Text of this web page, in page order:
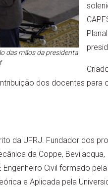
das mãos da presidenta
dos docentes para
da UFRJ. Fundador dos
da Coppe, Bevilacqua,
Civil formado pela
e Aplicada pela